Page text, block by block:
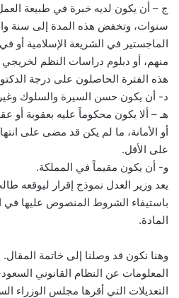
ج – أن يكون لديه خبرة في طبيعة
سنوات، وتخفض هذه المدة إلى سنة
الماجستير في الشريعة الإسلامية أو
منهم، أو دبلوم دراسات النظم
هذه الفترة الحاصلون على درجة
د- أن يكون حسن السيرة والسلوك
هـ – ألا يكون محكوماً عليه بعقوبة
أو الأمانة، ما لم يكن قد مضى على
على الأقل.
و- أن يكون مقيماً في المملكة.
يعد وزير العدل نموذج إقرار ليوقعه
باستيفاء الشروط المنصوص عليها في
المادة.
وهنا نكون قد وصلنا إلى خاتمة
المعلومات عن النظام القانوني